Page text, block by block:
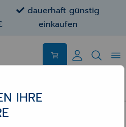
dauerhaft günstig
einkaufen
IHRE